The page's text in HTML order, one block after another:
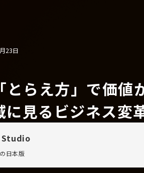
23日
らえ方」で価値
見るビジネス変
Studio
日本版